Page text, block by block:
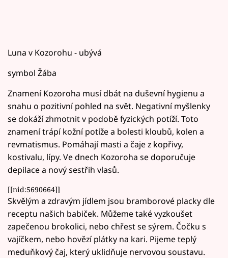
Luna v Kozorohu - ubývá
symbol Žába
Znamení Kozoroha musí dbát na duševní hygienu a
snahu o pozitivní pohled na svět. Negativní myšlenky
se dokáží zhmotnit v podobě fyzických potíží. Toto
znamení trápí kožní potíže a bolesti kloubů, kolen a
revmatismus. Pomáhají masti a čaje z kopřivy,
kostivalu, lípy. Ve dnech Kozoroha se doporučuje
depilace a nový sestřih vlasů.
[[nid:5690664]]
Skvělým a zdravým jídlem jsou bramborové placky dle
receptu našich babiček. Můžeme také vyzkoušet
zapečenou brokolici, nebo chřest se sýrem. Čočku s
vajíčkem, nebo hovězí plátky na kari. Pijeme teplý
meduňkový čaj, který uklidňuje nervovou soustavu.